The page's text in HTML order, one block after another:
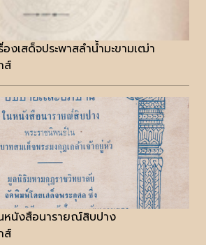
องเสด็จประพาสลำน้ำมะขามเฒ่า
ส์
หนังสือนารายณ์สิบปาง
ส์